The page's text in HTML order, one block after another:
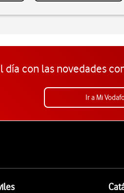
día con las novedades
Ir a Mi